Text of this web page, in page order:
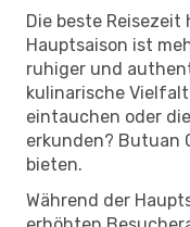
Die beste
Hauptsaison ist
ruhiger und
kulinarische
eintauchen oder
erkunden? Butuan
bieten.
Während der